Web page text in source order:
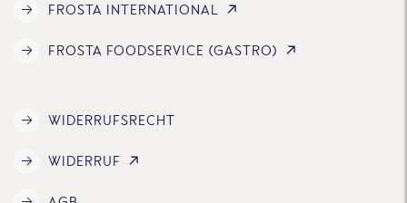
FROSTA INTERNATIONAL
FROSTA FOODSERVICE (GASTRO)
WIDERRUFSRECHT
WIDERRUF